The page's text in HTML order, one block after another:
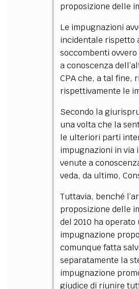
proposizione delle
Le impugnazioni
incidentale rispetto
soccombenti
a conoscenza
CPA che, a tal fine,
rispettivamente le
Secondo la
una volta che la
le ulteriori parti
impugnazioni in via
venute a
veda, da ultimo,
Tuttavia, benché
proposizione delle
del 2010 ha
impugnazione
comunque fatta
separatamente la
impugnazione
giudice di riunire